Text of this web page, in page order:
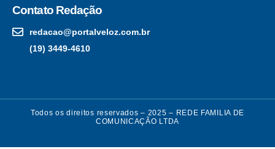
Contato Redação
redacao@portalveloz.com.br
(19) 3449-4610
Todos os direitos reservados – 2025 – REDE FAMILIA DE
COMUNICAÇÃO LTDA